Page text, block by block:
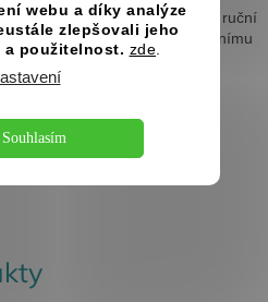
webu a díky analýze
zlepšovali jeho
použitelnost. zde
Souhlasím
dlouhé životnosti pouze ruční
dlouhodobě vystavovat slunečnímu